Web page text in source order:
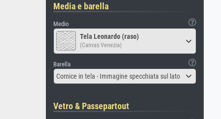
Media e barella
Medio
Tela Leonardo (raso)
(Canvas Venezia)
Barella
Cornice in tela - Immagine specchiata sul lato
Vetro & Passepartout